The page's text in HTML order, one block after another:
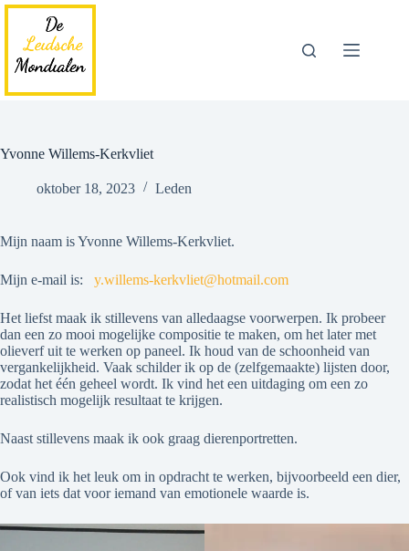
Ga
inhoud
Yvonne Willems-Kerkvliet
oktober 18, 2023 Leden
Mijn naam is Yvonne Willems-Kerkvliet.
Mijn e-mail is: y.willems-kerkvliet@hotmail.com
Het liefst maak ik stillevens van alledaagse voorwerpen. Ik probeer
dan een zo mooi mogelijke compositie te maken, om het later met
olieverf uit te werken op paneel. Ik houd van de schoonheid van
vergankelijkheid. Vaak schilder ik op de (zelfgemaakte) lijsten door,
zodat het één geheel wordt. Ik vind het een uitdaging om een zo
realistisch mogelijk resultaat te krijgen.
Naast stillevens maak ik ook graag dierenportretten.
Ook vind ik het leuk om in opdracht te werken, bijvoorbeeld een dier,
of van iets dat voor iemand van emotionele waarde is.